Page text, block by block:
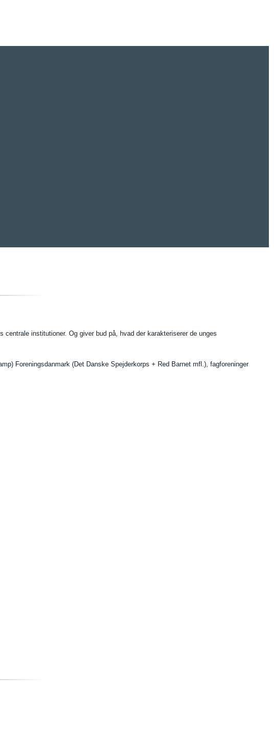
institutioner. Og giver bud på, hvad der karakteriserer de unges
Foreningsdanmark (Det Danske Spejderkorps + Red Barnet mfl.), fagforeninger